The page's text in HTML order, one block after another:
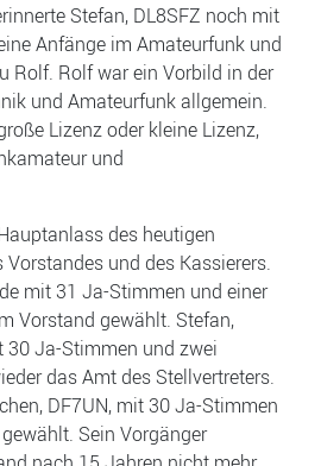
Stefan, DL8SFZ noch mit
Anfänge im Amateurfunk und
Rolf. Rolf war ein Vorbild in der
und Amateurfunk allgemein.
Lizenz oder kleine Lizenz,
und
des heutigen
Vorstandes und des Kassierers.
mit 31 Ja-Stimmen und einer
Vorstand gewählt. Stefan,
30 Ja-Stimmen und zwei
das Amt des Stellvertreters.
DF7UN, mit 30 Ja-Stimmen
Sein Vorgänger